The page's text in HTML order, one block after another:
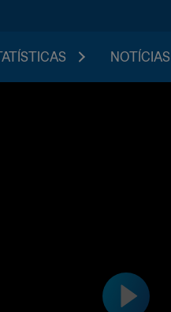
NOTÍCIAS